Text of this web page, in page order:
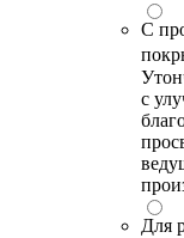
С
с
Для